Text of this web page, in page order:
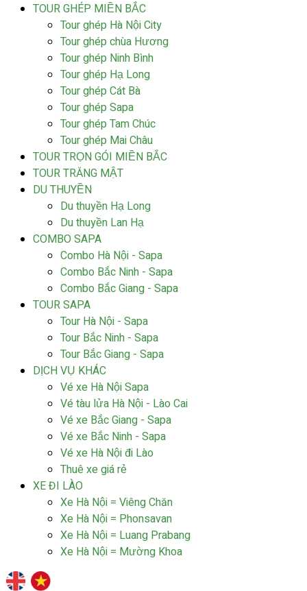
TOUR GHÉP MIỀN BẮC
Tour ghép Hà Nội City
Tour ghép chùa Hương
Tour ghép Ninh Bình
Tour ghép Hạ Long
Tour ghép Cát Bà
Tour ghép Sapa
Tour ghép Tam Chúc
Tour ghép Mai Châu
TOUR TRỌN GÓI MIỀN BẮC
TOUR TRĂNG MẬT
DU THUYỀN
Du thuyền Hạ Long
Du thuyền Lan Hạ
COMBO SAPA
Combo Hà Nội - Sapa
Combo Bắc Ninh - Sapa
Combo Bắc Giang - Sapa
TOUR SAPA
Tour Hà Nội - Sapa
Tour Bắc Ninh - Sapa
Tour Bắc Giang - Sapa
DỊCH VỤ KHÁC
Vé xe Hà Nội Sapa
Vé tàu lửa Hà Nội - Lào Cai
Vé xe Bắc Giang - Sapa
Vé xe Bắc Ninh - Sapa
Vé xe Hà Nội đi Lào
Thuê xe giá rẻ
XE ĐI LÀO
Xe Hà Nội = Viêng Chăn
Xe Hà Nội = Phonsavan
Xe Hà Nội = Luang Prabang
Xe Hà Nội = Mường Khoa